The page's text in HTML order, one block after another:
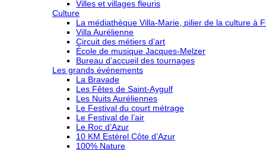
Villes et villages fleuris
Culture
La médiathèque Villa-Marie, pilier de la culture à
Villa Aurélienne
Circuit des métiers d’art
École de musique Jacques-Melzer
Bureau d’accueil des tournages
Les grands événements
La Bravade
Les Fêtes de Saint-Aygulf
Les Nuits Auréliennes
Le Festival du court métrage
Le Festival de l’air
Le Roc d’Azur
10 KM Estérel Côte d’Azur
100% Nature